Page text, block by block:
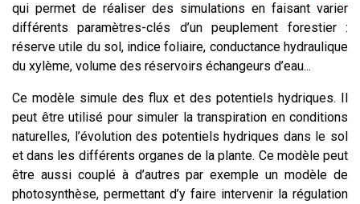
qui permet de réaliser des simulations en faisant varier
différents paramètres-clés d’un peuplement forestier :
réserve utile du sol, indice foliaire, conductance hydraulique
du xylème, volume des réservoirs échangeurs d’eau...
Ce modèle simule des flux et des potentiels hydriques. Il
peut être utilisé pour simuler la transpiration en conditions
naturelles, l’évolution des potentiels hydriques dans le sol
et dans les différents organes de la plante. Ce modèle peut
être aussi couplé à d’autres par exemple un modèle de
photosynthèse, permettant d’y faire intervenir la régulation